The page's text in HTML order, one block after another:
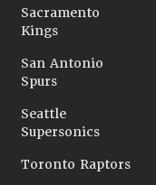
Sacramento
Kings
San Antonio
Spurs
Seattle
Supersonics
Toronto Raptors